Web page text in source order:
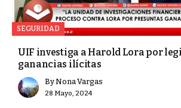
SEGURIDAD
UIF investiga a Harold Lora por
ganancias ilícitas
ByNona Vargas
28 Mayo, 2024